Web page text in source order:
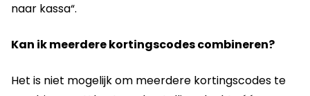
naar kassa“.
Kan ik meerdere kortingscodes combineren?
Het is niet mogelijk om meerdere kortingscodes te